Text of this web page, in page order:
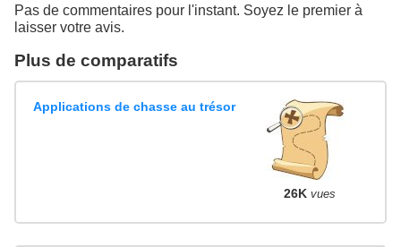
Pas de commentaires pour l'instant. Soyez le premier à
laisser votre avis.
Plus de comparatifs
Applications de chasse au trésor
26K vues